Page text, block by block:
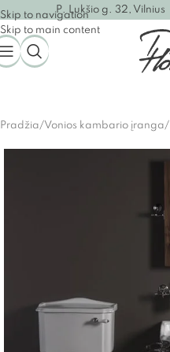
Skip to navigation
Skip to main content
P. Lukšio g. 32, Vilnius
Pradžia/Vonios kambario įranga/